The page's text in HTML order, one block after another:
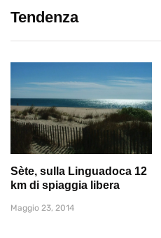
Tendenza
Sète, sulla Linguadoca 12
km di spiaggia libera
Maggio 23, 2014